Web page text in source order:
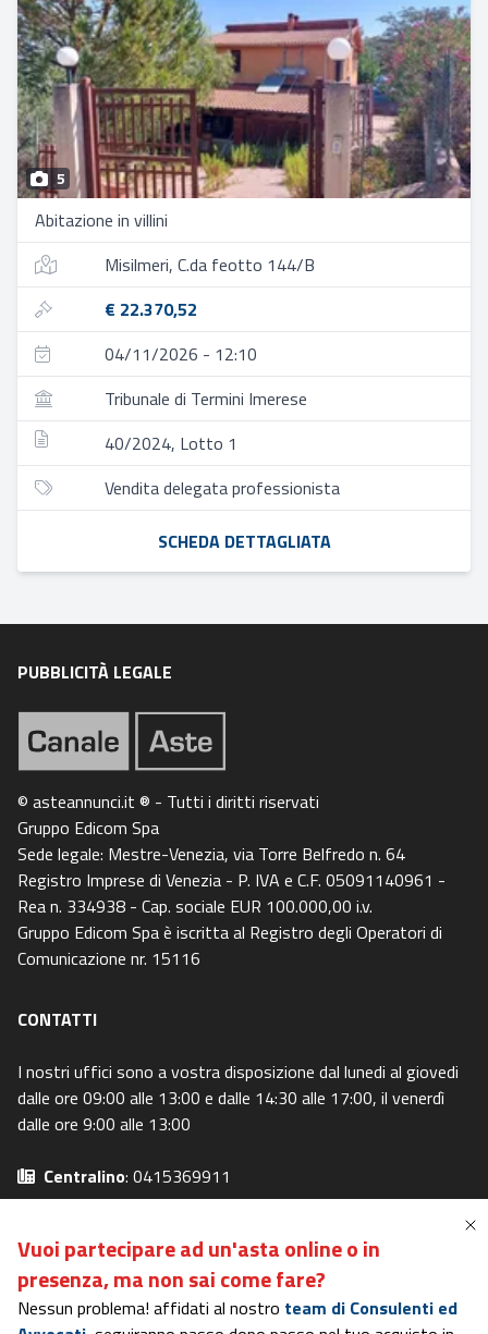
5
Abitazione in villini
Misilmeri, C.da feotto 144/B
€ 22.370,52
04/11/2026 - 12:10
Tribunale di Termini Imerese
40/2024, Lotto 1
Vendita delegata professionista
SCHEDA DETTAGLIATA
PUBBLICITÀ LEGALE
© asteannunci.it ® - Tutti i diritti riservati
Gruppo Edicom Spa
Sede legale: Mestre-Venezia, via Torre Belfredo n. 64
Registro Imprese di Venezia - P. IVA e C.F. 05091140961 -
Rea n. 334938 - Cap. sociale EUR 100.000,00 i.v.
Gruppo Edicom Spa è iscritta al Registro degli Operatori di
Comunicazione nr. 15116
CONTATTI
I nostri uffici sono a vostra disposizione dal lunedi al giovedi
dalle ore 09:00 alle 13:00 e dalle 14:30 alle 17:00, il venerdì
dalle ore 9:00 alle 13:00
Centralino: 0415369911
Email: info@canaleaste.it
Privacy Policy
Cookie Policy
Preferenze Privacy
I miei diritti
Vuoi partecipare ad un'asta online o in
presenza,ma non sai come fare?
Nessun problema! affidati al nostro team di Consulenti ed